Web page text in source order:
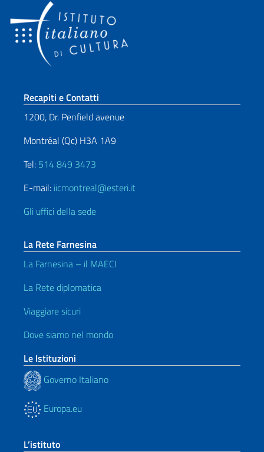
Sezione footer
Recapiti e Contatti
1200, Dr. Penfield avenue
Montréal (Qc) H3A 1A9
Tel: 514 849 3473
E-mail: iicmontreal@esteri.it
Gli uffici della sede
La Rete Farnesina
La Farnesina – il MAECI
La Rete diplomatica
Viaggiare sicuri
Dove siamo nel mondo
Le Istituzioni
Governo Italiano
Europa.eu
L’istituto